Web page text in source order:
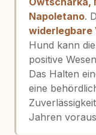
Napoletano.
widerlegbare
Hund kann
positive
Das Halten
eine
Jahren